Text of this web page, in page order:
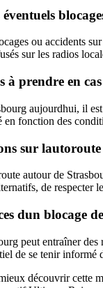
ou accidents
sur les radios
à prendre en
aujourdhui, il
en fonction des
sur
autour de
de respecter
dun
peut entraîner
de se tenir informé
découvrir cette